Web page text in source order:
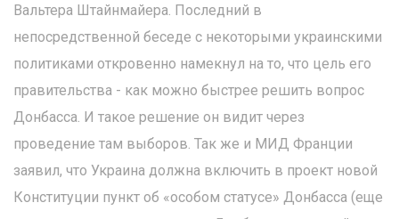
Вальтера Штайнмайера. Последний в
непосредственной беседе с некоторыми украинскими
политиками откровенно намекнул на то, что цель его
правительства - как можно быстрее решить вопрос
Донбасса. И такое решение он видит через
проведение там выборов. Так же и МИД Франции
заявил, что Украина должна включить в проект новой
Конституции пункт об «особом статусе» Донбасса (еще